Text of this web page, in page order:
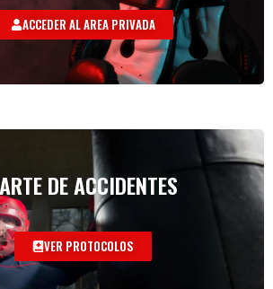
ACCEDER AL AREA PRIVADA
DE ACCIDENTES
VER PROTOCOLOS